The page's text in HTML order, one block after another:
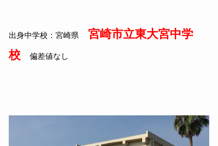
出身中学校：宮崎県
宮崎市立東大宮中学
校
偏差値なし